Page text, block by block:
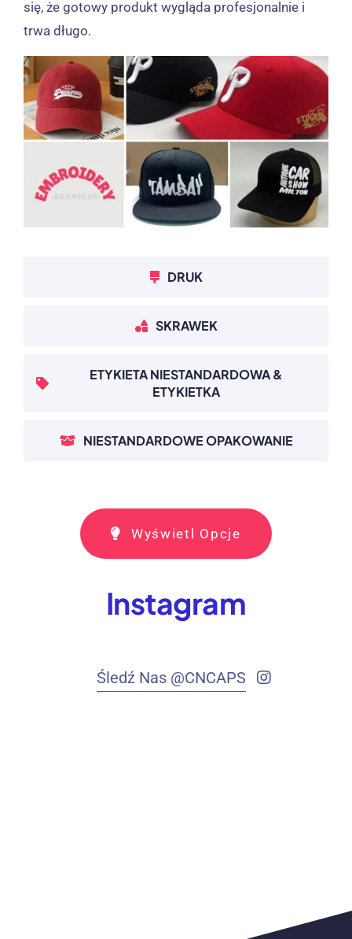
się, że gotowy produkt wygląda profesjonalnie i
trwa długo.
DRUK
SKRAWEK
ETYKIETA NIESTANDARDOWA &
ETYKIETKA
NIESTANDARDOWE OPAKOWANIE
Wyświetl Opcje
Instagram
Śledź Nas @CNCAPS